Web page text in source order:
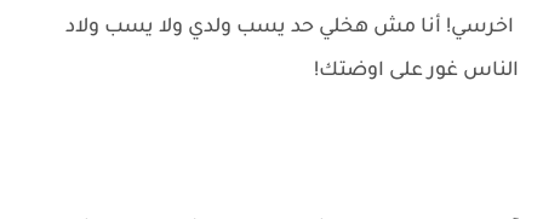
اخرسي! أنا مش هخلي حد يسب ولدي ولا يسب ولاد
الناس غور على اوضتك!